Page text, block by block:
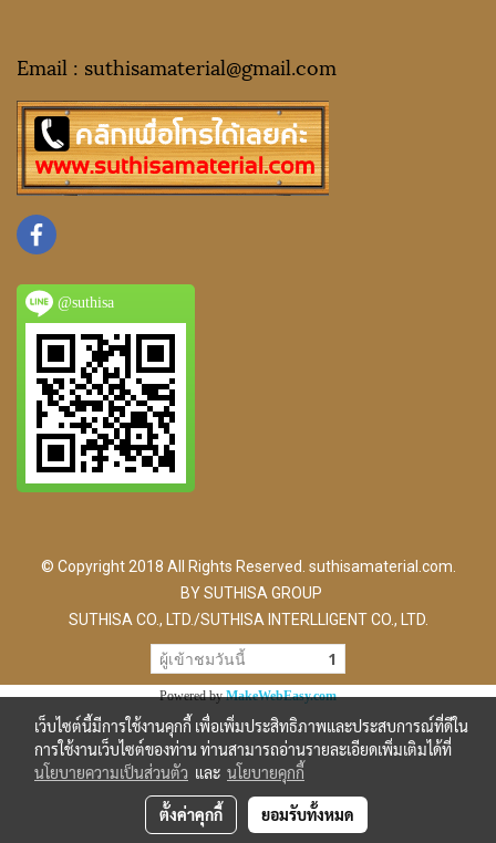
Email : suthisamaterial@gmail.com
@suthisa
© Copyright 2018 All Rights Reserved. suthisamaterial.com.
BY SUTHISA GROUP
SUTHISA CO., LTD./SUTHISA INTERLLIGENT CO., LTD.
ผู้เข้าชมวันนี้ 1
Powered byMakeWebEasy.com
เว็บไซต์นี้มีการใช้งานคุกกี้ เพื่อเพิ่มประสิทธิภาพและประสบการณ์ที่ดีใน
การใช้งานเว็บไซต์ของท่าน ท่านสามารถอ่านรายละเอียดเพิ่มเติมได้ที่
นโยบายความเป็นส่วนตัว และ นโยบายคุกกี้
ตั้งค่าคุกกี้ ยอมรับทั้งหมด